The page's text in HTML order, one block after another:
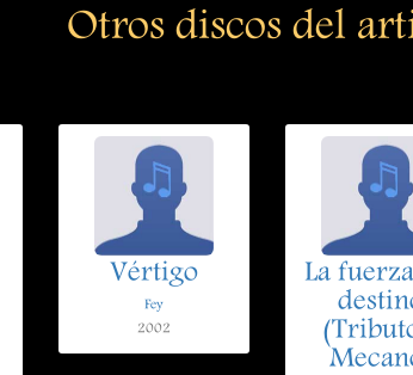
Otros discos del
Vértigo
Fey
2002
La